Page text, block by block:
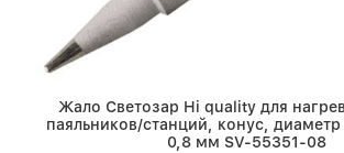
Жало Светозар Hi quality для
паяльников/станций, конус,
0,8 мм SV-55351-08